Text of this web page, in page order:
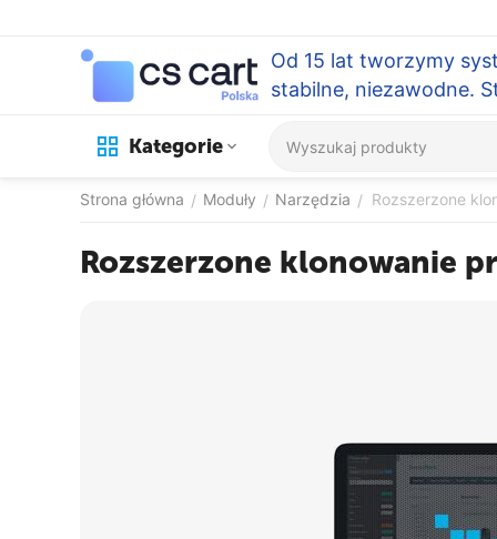
Od 15 lat tworzymy
stabilne, niezawodne.
Kategorie
Strona główna / Moduły / Narzędzia / Rozszerzone
Rozszerzone klonowanie